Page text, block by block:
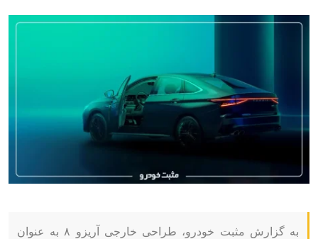
به گزارش مثبت خودرو، طراحی خارجی آریزو ۸ به عنوان